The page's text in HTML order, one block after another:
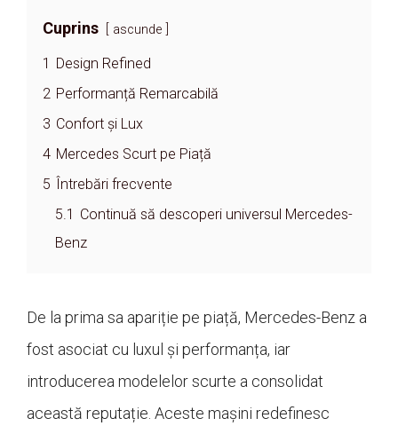
Cuprins ascunde
1 Design Refined
2 Performanță Remarcabilă
3 Confort și Lux
4 Mercedes Scurt pe Piață
5 Întrebări frecvente
5.1 Continuă să descoperi universul Mercedes-
Benz
De la prima sa apariție pe piață, Mercedes-Benz a
fost asociat cu luxul și performanța, iar
introducerea modelelor scurte a consolidat
această reputație. Aceste mașini redefinesc